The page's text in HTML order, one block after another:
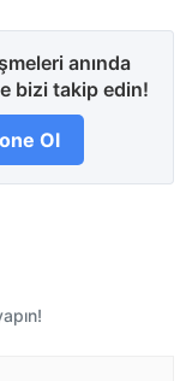
anında
bizi takip edin!
Ol